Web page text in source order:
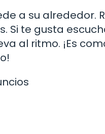
a su alrededor.
Si te gusta
al ritmo. ¡Es